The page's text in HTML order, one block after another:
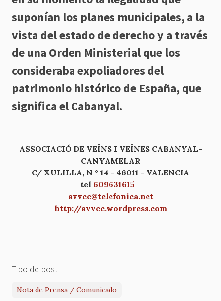
suponían los planes municipales, a la
vista del estado de derecho y a través
de una Orden Ministerial que los
consideraba expoliadores del
patrimonio histórico de España, que
significa el Cabanyal.
ASSOCIACIÓ DE VEÏNS I VEÏNES CABANYAL-
CANYAMELAR
C/ XULILLA, N º 14 - 46011 - VALENCIA
tel 609631615
avvcc@telefonica.net
http://avvcc.wordpress.com
Tipo de post
Nota de Prensa / Comunicado